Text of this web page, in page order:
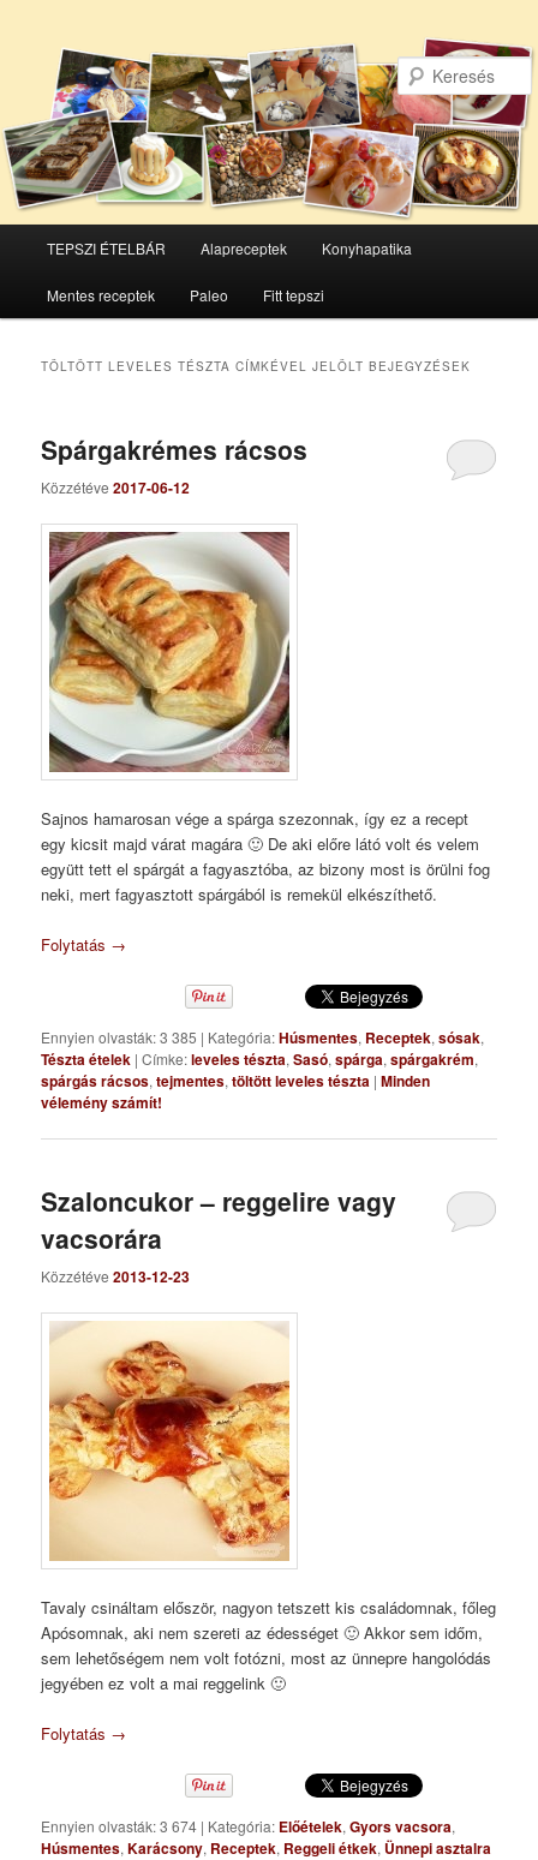
Tovább
az
elsődleges
Tovább
a
másodlagos
TEPSZI ÉTELBÁR Alapreceptek Konyhapatika
Mentes receptek Paleo Fitt tepszi
TÖLTÖTT LEVELES TÉSZTA CÍMKÉVEL JELÖLT BEJEGYZÉSEK
Spárgakrémes rácsos
Közzétéve2017-06-12
Sajnos hamarosan vége a spárga szezonnak, így ez a recept
egy kicsit majd várat magára 🙂 De aki előre látó volt és velem
együtt tett el spárgát a fagyasztóba, az bizony most is örülni fog
neki, mert fagyasztott spárgából is remekül elkészíthető.
Folytatás →
Ennyien olvasták: 3 385 | Kategória:Húsmentes, Receptek,sósak,
Tészta ételek |Címke:leveles tészta,Sasó,spárga,spárgakrém,
spárgás rácsos,tejmentes,töltött leveles tészta |Minden
vélemény számít!
Szaloncukor – reggelire vagy
vacsorára
Közzétéve2013-12-23
Tavaly csináltam először, nagyon tetszett kis családomnak, főleg
Apósomnak, aki nem szereti az édességet 🙂 Akkor sem időm,
sem lehetőségem nem volt fotózni, most az ünnepre hangolódás
jegyében ez volt a mai reggelink 🙂
Folytatás →
Ennyien olvasták: 3 674 | Kategória: Előételek,Gyors vacsora,
Húsmentes,Karácsony, Receptek, Reggeli étkek, Ünnepi asztalra